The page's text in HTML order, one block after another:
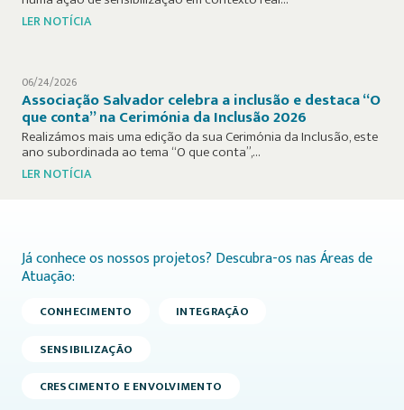
LER NOTÍCIA
06/24/2026
Associação Salvador celebra a inclusão e destaca “O
que conta” na Cerimónia da Inclusão 2026
Realizámos mais uma edição da sua Cerimónia da Inclusão, este
ano subordinada ao tema “O que conta”,…
LER NOTÍCIA
Já conhece os nossos projetos? Descubra-os nas Áreas de
Atuação:
CONHECIMENTO
INTEGRAÇÃO
SENSIBILIZAÇÃO
CRESCIMENTO E ENVOLVIMENTO